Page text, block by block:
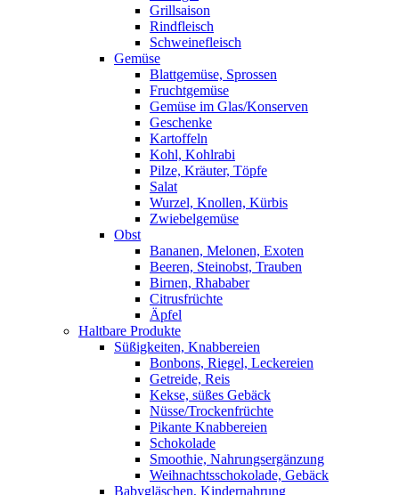
Grillsaison
Rindfleisch
Schweinefleisch
Gemüse
Blattgemüse, Sprossen
Fruchtgemüse
Gemüse im Glas/Konserven
Geschenke
Kartoffeln
Kohl, Kohlrabi
Pilze, Kräuter, Töpfe
Salat
Wurzel, Knollen, Kürbis
Zwiebelgemüse
Obst
Bananen, Melonen, Exoten
Beeren, Steinobst, Trauben
Birnen, Rhababer
Citrusfrüchte
Äpfel
Haltbare Produkte
Süßigkeiten, Knabbereien
Bonbons, Riegel, Leckereien
Getreide, Reis
Kekse, süßes Gebäck
Nüsse/Trockenfrüchte
Pikante Knabbereien
Schokolade
Smoothie, Nahrungsergänzung
Weihnachtsschokolade, Gebäck
Babygläschen, Kindernahrung